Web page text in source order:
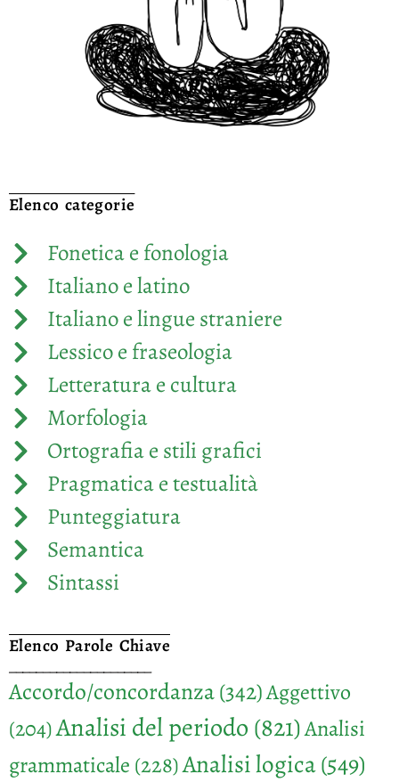
Elenco categorie
Fonetica e fonologia
Italiano e latino
Italiano e lingue straniere
Lessico e fraseologia
Letteratura e cultura
Morfologia
Ortografia e stili grafici
Pragmatica e testualità
Punteggiatura
Semantica
Sintassi
Elenco Parole Chiave
Accordo/concordanza(342)Aggettivo
(204)Analisi del periodo (821)Analisi
grammaticale (228)Analisi logica(549)